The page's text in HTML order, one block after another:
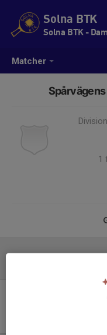
Matcher
Solna BTK
Solna BTK -
Spårvägens
1